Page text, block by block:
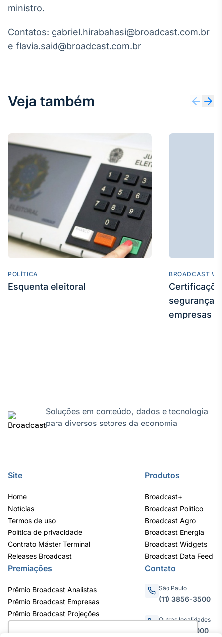
Soluções de
Tecnologia
A melhor
plataforma para
analisar fundos
de investimento
no Brasil
IA
Em breve
Tokenização
ministro.
Contatos: gabriel.hirabahasi@broadcast.com.br
e flavia.said@broadcast.com.br
Veja também
POLÍTICA
Esquenta eleitoral
BROADCAST
segurança
empresas
Soluções em conteúdo, dados e tecnologia
para diversos setores da economia
Site
Home
Notícias
Termos de uso
Política de privacidade
Contrato Máster Terminal
Releases Broadcast
Produtos
Broadcast+
Broadcast Político
Broadcast Agro
Broadcast Energia
Broadcast Widgets
Broadcast Data Feed
Premiações
Prêmio Broadcast Analistas
Prêmio Broadcast Empresas
Prêmio Broadcast Projeções
Contato
São Paulo
(11) 3856-3500
Outras localidades
0800.011.3000